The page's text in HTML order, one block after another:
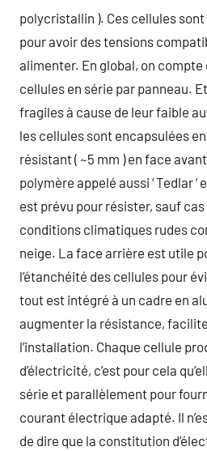
polycristallin ). Ces cellules
pour avoir des tensions
alimenter. En global, on
cellules en série par panneau.
fragiles à cause de leur faible
les cellules sont encapsulées
résistant ( ~5 mm ) en face
polymère appelé aussi ‘ Tedlar
est prévu pour résister, sauf
conditions climatiques rudes
neige. La face arrière est utile
l’étanchéité des cellules pour
tout est intégré à un cadre en
augmenter la résistance,
l’installation. Chaque cellule
d’électricité, c’est pour cela
série et parallèlement pour
courant électrique adapté. Il
de dire que la constitution